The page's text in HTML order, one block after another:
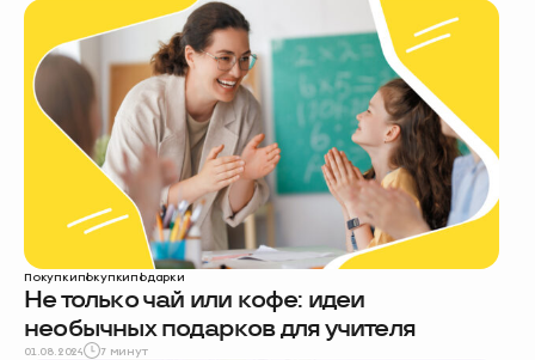
Покупкипокупкиподарки
Не только чай или кофе: идеи
необычных подарков для учителя
01.08.2024 7 минут